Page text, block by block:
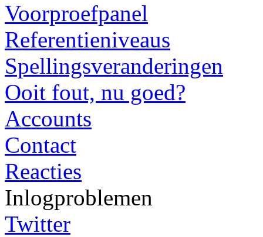
Voorproefpanel
Referentieniveaus
Spellingsveranderingen
Ooit fout, nu goed?
Accounts
Contact
Reacties
Inlogproblemen
Twitter